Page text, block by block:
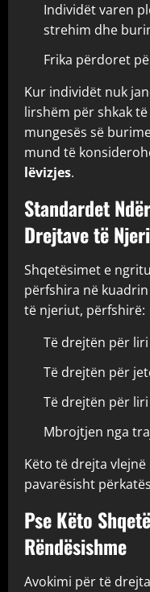
Individët varen
strehim dhe
Frika përdoret
Kur individët nuk
lirshëm për shkak
mungesës së
mund të
lëvizjes.
Standardet
Drejtave të
Shqetësimet e
përfshira në
të njeriut, përfshirë:
Të drejtën për
Të drejtën për
Të drejtën për
Mbrojtjen nga
Këto të drejta
pavarësisht
Pse Këto
Rëndësishme
Avokimi për të